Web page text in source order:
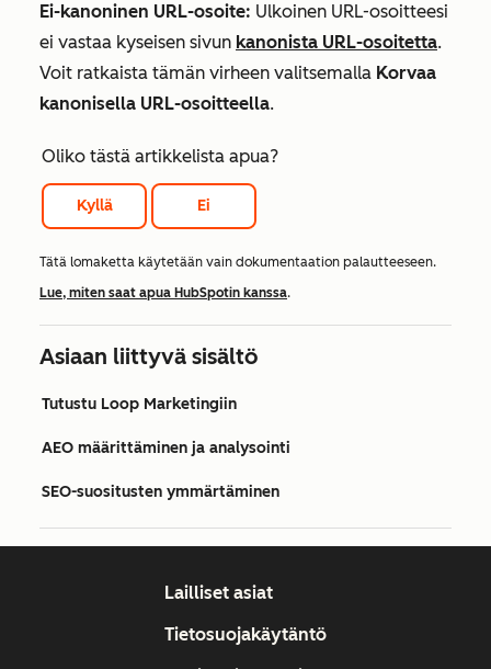
Ei-kanoninen URL-osoite: Ulkoinen URL-osoitteesi
ei vastaa kyseisen sivun kanonista URL-osoitetta.
Voit ratkaista tämän virheen valitsemalla Korvaa
kanonisella URL-osoitteella.
Oliko tästä artikkelista apua?
Kyllä Ei
Tätä lomaketta käytetään vain dokumentaation palautteeseen.
Lue, miten saat apua HubSpotin kanssa.
Asiaan liittyvä sisältö
Tutustu Loop Marketingiin
AEO määrittäminen ja analysointi
SEO-suositusten ymmärtäminen
Lailliset asiat
Tietosuojakäytäntö